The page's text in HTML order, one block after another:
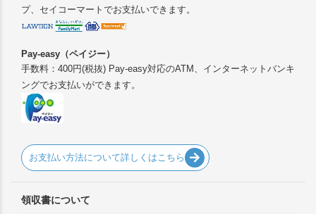
プ、セイコーマートでお支払いできます。
Pay-easy（ペイジー）
手数料：400円(税抜) Pay-easy対応のATM、インターネットバンキ
ングでお支払いができます。
お支払い方法について詳しくはこちら
領収書について